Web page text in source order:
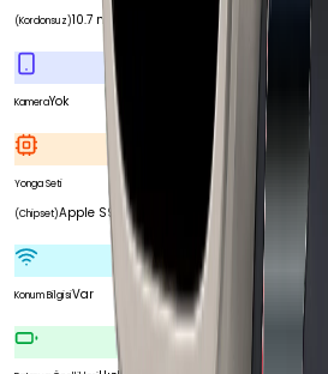
(Kordonsuz)10.7 mm
KameraYok
Yonga Seti
(Chipset)Apple S9 SiP
Konum BilgisiVar